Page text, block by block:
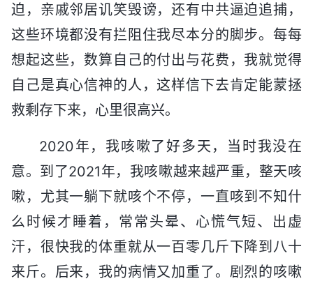
迫，亲戚邻居讥笑毁谤，还有中共逼迫追捕，
这些环境都没有拦阻住我尽本分的脚步。每每
想起这些，数算自己的付出与花费，我就觉得
自己是真心信神的人，这样信下去肯定能蒙拯
救剩存下来，心里很高兴。
2020年，我咳嗽了好多天，当时我没在
意。到了2021年，我咳嗽越来越严重，整天咳
嗽，尤其一躺下就咳个不停，一直咳到不知什
么时候才睡着，常常头晕、心慌气短、出虚
汗，很快我的体重就从一百零几斤下降到八十
来斤。后来，我的病情又加重了。剧烈的咳嗽